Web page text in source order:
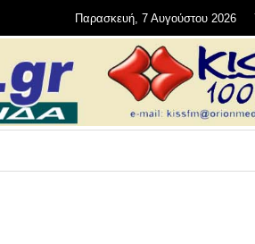
Παρασκευή, 7 Αυγούστου 2026